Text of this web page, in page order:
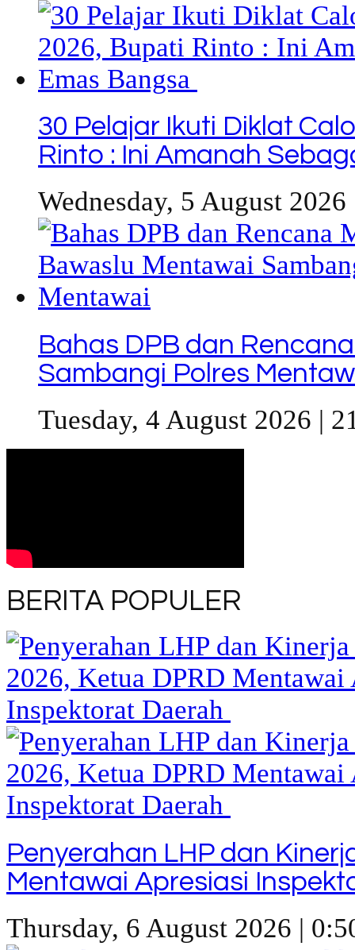
30 Pelajar Ikuti Diklat
Rinto : Ini Amanah
Wednesday, 5 August 2026
Bahas DPB dan
Sambangi Polres
Tuesday, 4 August 2026 |
BERITA POPULER
Penyerahan LHP dan
Mentawai Apresiasi
Thursday, 6 August 2026 |